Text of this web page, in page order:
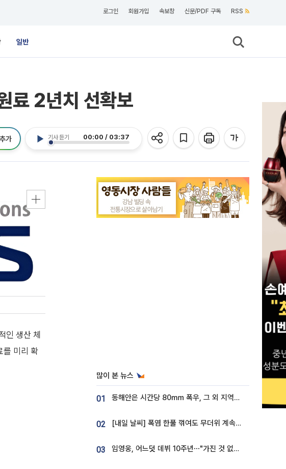
로그인 회원가입 속보창 신문/PDF 구독 RSS
일반
료 2년치 선확보
기사 듣기 00:00 / 03:37
가
인 생산 체
를 미리 확
많이 본 뉴스
01 동해안은 시간당 80㎜ 폭우, 그 외 지역은 폭염…‘극과 극 날씨’
02 [내일 날씨] 폭염 한풀 꺾여도 무더위 계속⋯동해안 이틀 연속 비
03 임영웅, 어느덧 데뷔 10주년⋯"가진 것 없던 시절, 내 앞엔 20명의 팬뿐"